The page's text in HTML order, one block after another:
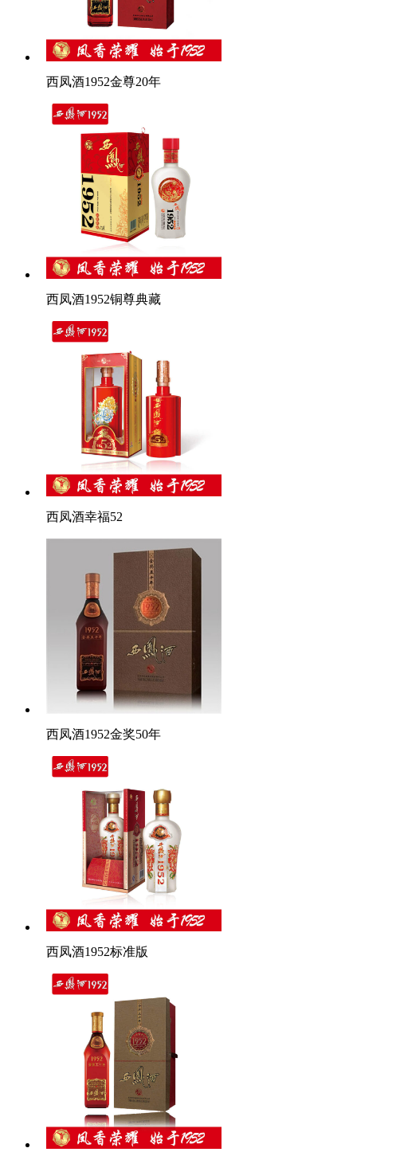
西凤酒1952金尊20年
西凤酒1952铜尊典藏
西凤酒幸福52
西凤酒1952金奖50年
西凤酒1952标准版